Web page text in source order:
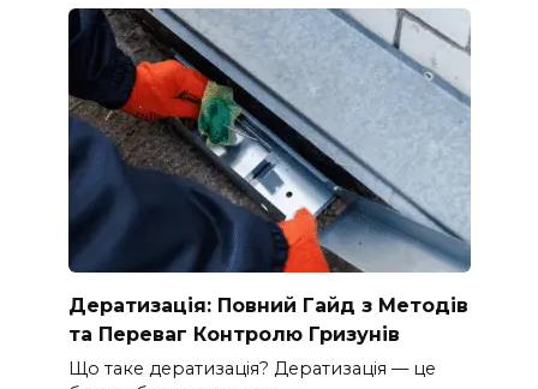
Дератизація: Повний Гайд з Методів
та Переваг Контролю Гризунів
Що таке дератизація? Дератизація — це